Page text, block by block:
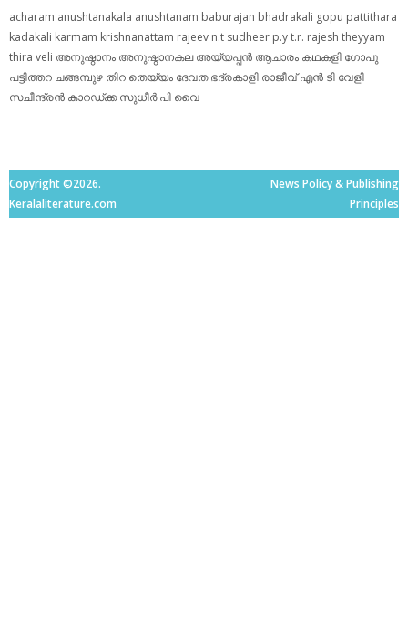
acharam anushtanakala anushtanam baburajan bhadrakali gopu pattithara
kadakali karmam krishnanattam rajeev n.t sudheer p.yt.r. rajesh theyyam
thira veli അനുഷ്ഠാനം അനുഷ്ഠാനകല അയ്യപ്പന്‍ ആചാരം കഥകളി ഗോപു
പട്ടിത്തറ ചങ്ങമ്പുഴ തിറ തെയ്യം ദേവത ഭദ്രകാളി രാജീവ് എൻ ടി വേളി
സചീന്ദ്രന്‍ കാറഡ്ക്ക സുധീര്‍ പി വൈ
Copyright ©2026.
Keralaliterature.com
News Policy & Publishing
Principles